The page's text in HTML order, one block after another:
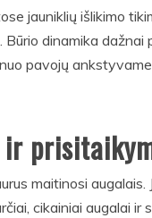
jauniklių išlikimo
Būrio dinamika dažnai
pavojų
maitinosi augalais.
cikainiai augalai ir